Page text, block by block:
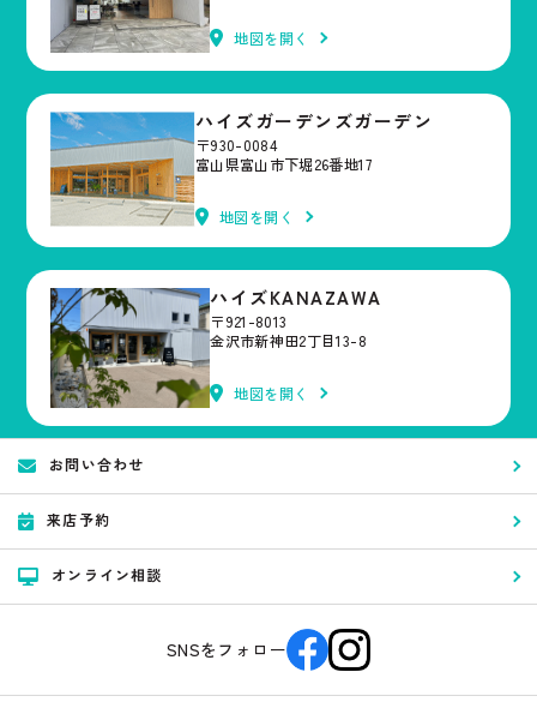
地図を開く
ハイズガーデンズガーデン
〒930-0084
富山県富山市下堀26番地17
地図を開く
ハイズKANAZAWA
〒921-8013
金沢市新神田2丁目13-8
地図を開く
お問い合わせ
来店予約
オンライン相談
SNSをフォロー